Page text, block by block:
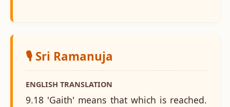
🎙️ Sri Ramanuja
ENGLISH TRANSLATION
9.18 'Gaith' means that which is reached.